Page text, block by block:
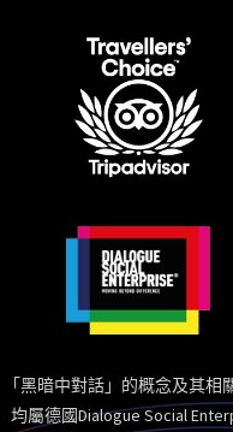
「黑暗中對話」的概念及其相
均屬德國Dialogue Social